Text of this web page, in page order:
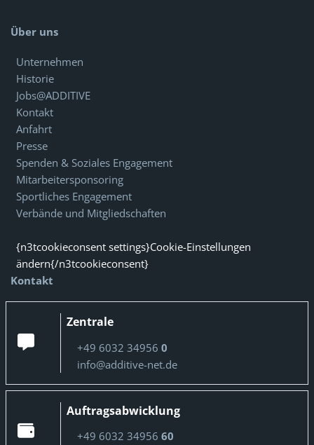
Über uns
Unternehmen
Historie
Jobs@ADDITIVE
Kontakt
Anfahrt
Presse
Spenden & Soziales Engagement
Mitarbeitersponsoring
Sportliches Engagement
Verbände und Mitgliedschaften
{n3tcookieconsent settings}Cookie-Einstellungen
ändern{/n3tcookieconsent}
Kontakt
Zentrale
+49 6032 34956 0
info@additive-net.de
Auftragsabwicklung
+49 6032 34956 60